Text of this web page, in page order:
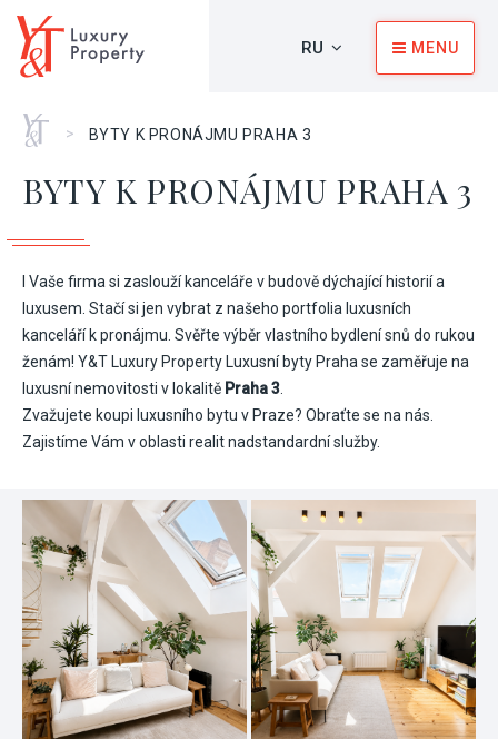
RU MENU
Главная
> BYTY K PRONÁJMU PRAHA 3
BYTY K PRONÁJMU PRAHA 3
I Vaše firma si zaslouží kanceláře v budově dýchající historií a
luxusem. Stačí si jen vybrat z našeho portfolia luxusních
kanceláří k pronájmu. Svěřte výběr vlastního bydlení snů do rukou
ženám! Y&T Luxury Property Luxusní byty Praha se zaměřuje na
luxusní nemovitosti v lokalitě Praha 3
Zvažujete koupi luxusního bytu v Praze? Obraťte se na nás.
Zajistíme Vám v oblasti realit nadstandardní služby.